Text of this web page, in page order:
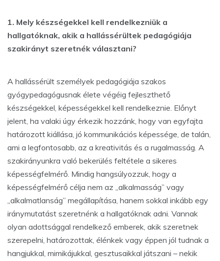
1. Mely készségekkel kell rendelkezniük a
hallgatóknak, akik a hallássérültek pedagógiája
szakirányt szeretnék választani?
A hallássérült személyek pedagógiája szakos
gyógypedagógusnak élete végéig fejleszthető
készségekkel, képességekkel kell rendelkeznie. Előnyt
jelent, ha valaki úgy érkezik hozzánk, hogy van egyfajta
határozott kiállása, jó kommunikációs képessége, de talán,
ami a legfontosabb, az a kreativitás és a rugalmasság. A
szakirányunkra való bekerülés feltétele a sikeres
képességfelmérő. Mindig hangsúlyozzuk, hogy a
képességfelmérő célja nem az „alkalmasság” vagy
„alkalmatlanság” megállapítása, hanem sokkal inkább egy
iránymutatást szeretnénk a hallgatóknak adni. Vannak
olyan adottsággal rendelkező emberek, akik szeretnek
szerepelni, határozottak, élénkek vagy éppen jól tudnak a
hangjukkal, mimikájukkal, gesztusaikkal játszani – nekik